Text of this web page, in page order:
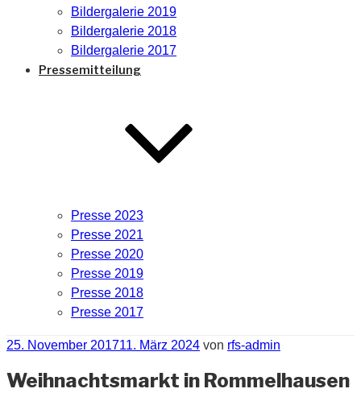
Bildergalerie 2019
Bildergalerie 2018
Bildergalerie 2017
Pressemitteilung
Presse 2023
Presse 2021
Presse 2020
Presse 2019
Presse 2018
Presse 2017
Veröffentlicht
25. November 201711. März 2024 von rfs-admin
Weihnachtsmarkt in Rommelhausen